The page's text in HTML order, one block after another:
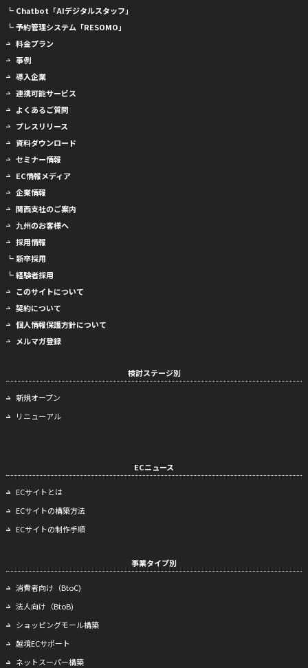
┗ Chatbot「AIデジタルスタッフ」
┗ 予約管理システム「RESOMO」
料金プラン
事例
導入企業
連携可能サービス
よくあるご質問
プレスリリース
資料ダウンロード
セミナー情報
EC情報メディア
企業情報
関西支社のご案内
九州のお客様へ
採用情報
┗ 新卒採用
┗ 経験者採用
このサイトについて
契約について
個人情報保護方針について
メルマガ登録
検討ステージ別
新規オープン
リニューアル
ECニュース
ECサイトとは
ECサイトの構築方法
ECサイトの制作手順
事業タイプ別
消費者向け（BtoC)
法人向け（BtoB)
ショッピングモール構築
越境ECサポート
ネットスーパー構築